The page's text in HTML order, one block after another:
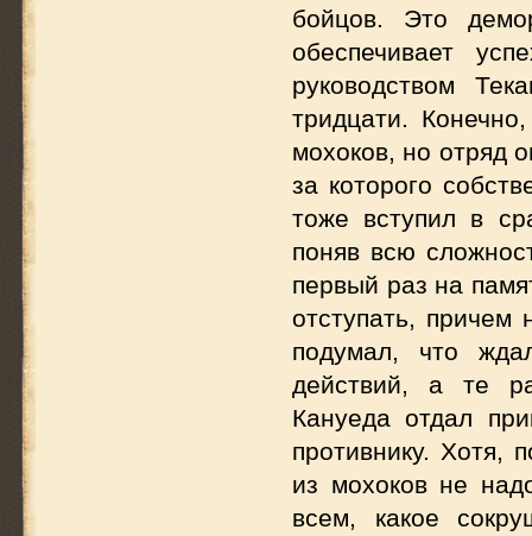
бойцов. Это
обеспечивает
руководством
тридцати.
мохоков, но отряд
за которого
тоже вступил в
поняв всю
первый раз на
отступать,
подумал, что
действий, а те
Кануеда отдал
противнику. Хотя,
из мохоков не
всем, какое